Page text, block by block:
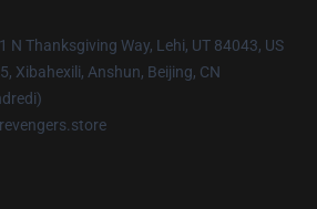
N Thanksgiving Way, Lehi, UT 84043, US
Xibahexili, Anshun, Beijing, CN